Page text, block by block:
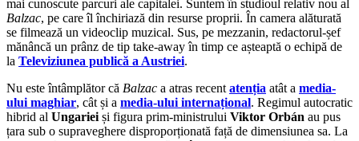
mai cunoscute parcuri ale capitalei. Suntem în studioul relativ nou al
Balzac, pe care îl închiriază din resurse proprii. În camera alăturată
se filmează un videoclip muzical. Sus, pe mezzanin, redactorul-șef
mănâncă un prânz de tip take-away în timp ce așteaptă o echipă de
la Televiziunea publică a Austriei.
Nu este întâmplător că Balzac a atras recent atenția atât a media-
ului maghiar, cât și a media-ului internațional. Regimul autocratic
hibrid al Ungariei și figura prim-ministrului Viktor Orbán au pus
țara sub o supraveghere disproporționată față de dimensiunea sa. La